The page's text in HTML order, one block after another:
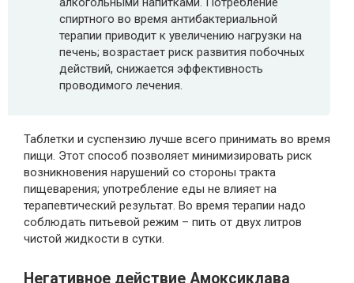
спиртного во время антибактериальной
терапии приводит к увеличению нагрузки на
печень; возрастает риск развития побочных
действий, снижается эффективность
проводимого лечения.
Таблетки и суспензию лучше всего принимать во время
пищи. Этот способ позволяет минимизировать риск
возникновения нарушений со стороны тракта
пищеварения; употребление еды не влияет на
терапевтический результат. Во время терапии надо
соблюдать питьевой режим – пить от двух литров
чистой жидкости в сутки.
Негативное действие Амоксиклава